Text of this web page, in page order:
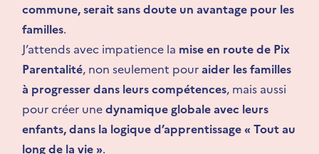
commune, serait sans doute un avantage pour les
familles.
J’attends avec impatience la mise en route de Pix
Parentalité, non seulement pouraider les familles
à progresser dans leurs compétences, mais aussi
pour créer unedynamique globale avec leurs
enfants, dans la logique d’apprentissage « Tout au
long de la vie ».